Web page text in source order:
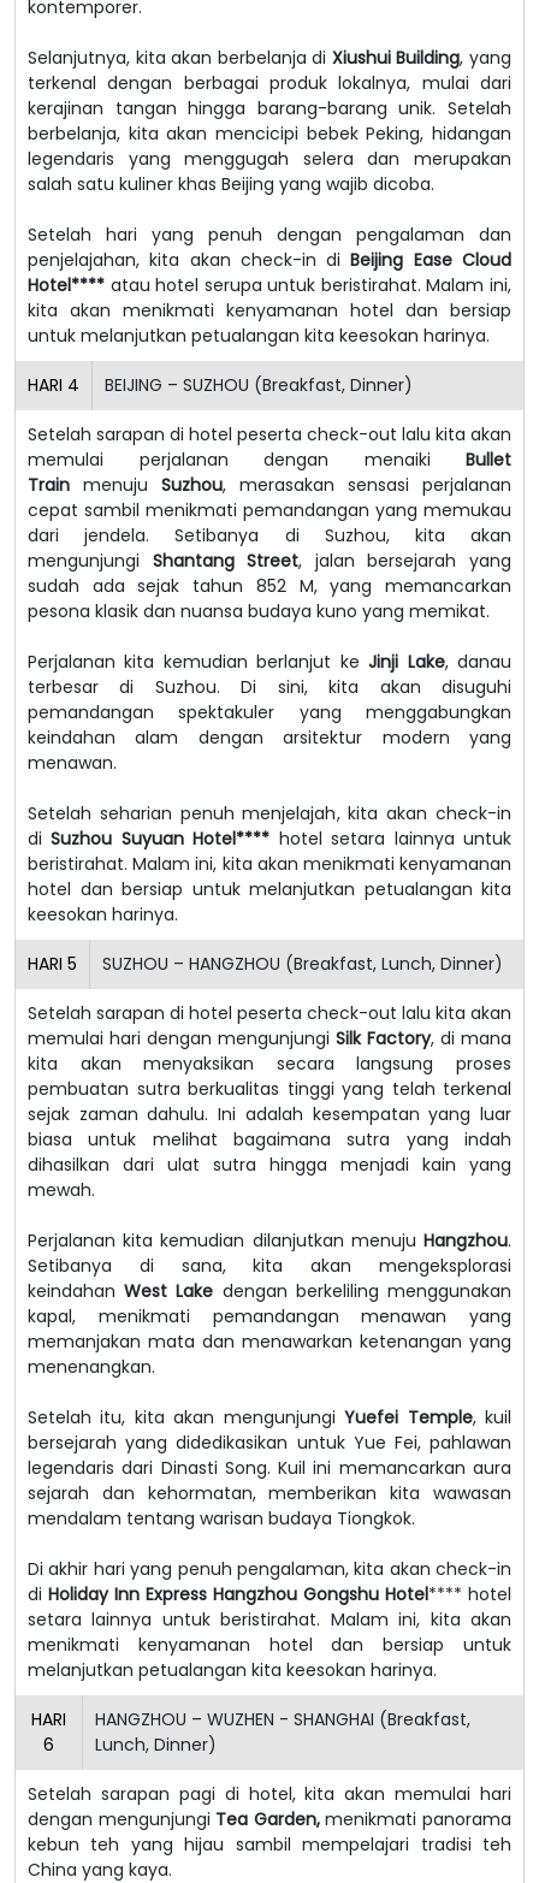
kontemporer.
Selanjutnya, kita akan berbelanja di Xiushui Building, yang
terkenal dengan berbagai produk lokalnya, mulai dari
kerajinan tangan hingga barang-barang unik. Setelah
berbelanja, kita akan mencicipi bebek Peking, hidangan
legendaris yang menggugah selera dan merupakan
salah satu kuliner khas Beijing yang wajib dicoba.
Setelah hari yang penuh dengan pengalaman dan
penjelajahan, kita akan check-in diBeijing Ease Cloud
Hotel**** atau hotel serupa untuk beristirahat. Malam ini,
kita akan menikmati kenyamanan hotel dan bersiap
untuk melanjutkan petualangan kita keesokan harinya.
HARI 4 BEIJING – SUZHOU (Breakfast, Dinner)
Setelah sarapan di hotel peserta check-out lalu kita akan
memulai perjalanan dengan menaiki Bullet
Train menuju Suzhou, merasakan sensasi perjalanan
cepat sambil menikmati pemandangan yang memukau
dari jendela. Setibanya di Suzhou, kita akan
mengunjungi Shantang Street, jalan bersejarah yang
sudah ada sejak tahun 852 M, yang memancarkan
pesona klasik dan nuansa budaya kuno yang memikat.
Perjalanan kita kemudian berlanjut keJinji Lake, danau
terbesar di Suzhou. Di sini, kita akan disuguhi
pemandangan spektakuler yang menggabungkan
keindahan alam dengan arsitektur modern yang
menawan.
Setelah seharian penuh menjelajah, kita akan check-in
diSuzhou Suyuan Hotel**** hotel setara lainnya untuk
beristirahat. Malam ini, kita akan menikmati kenyamanan
hotel dan bersiap untuk melanjutkan petualangan kita
keesokan harinya.
HARI 5 SUZHOU – HANGZHOU (Breakfast, Lunch, Dinner)
Setelah sarapan di hotel peserta check-out lalu kita akan
memulai hari dengan mengunjungi Silk Factory, di mana
kita akan menyaksikan secara langsung proses
pembuatan sutra berkualitas tinggi yang telah terkenal
sejak zaman dahulu. Ini adalah kesempatan yang luar
biasa untuk melihat bagaimana sutra yang indah
dihasilkan dari ulat sutra hingga menjadi kain yang
mewah.
Perjalanan kita kemudian dilanjutkan menuju Hangzhou.
Setibanya di sana, kita akan mengeksplorasi
keindahanWest Lake dengan berkeliling menggunakan
kapal, menikmati pemandangan menawan yang
memanjakan mata dan menawarkan ketenangan yang
menenangkan.
Setelah itu, kita akan mengunjungiYuefei Temple, kuil
bersejarah yang didedikasikan untuk Yue Fei, pahlawan
legendaris dari Dinasti Song. Kuil ini memancarkan aura
sejarah dan kehormatan, memberikan kita wawasan
mendalam tentang warisan budaya Tiongkok.
Di akhir hari yang penuh pengalaman, kita akan check-in
di Holiday Inn Express Hangzhou Gongshu Hotel**** hotel
setara lainnya untuk beristirahat. Malam ini, kita akan
menikmati kenyamanan hotel dan bersiap untuk
melanjutkan petualangan kita keesokan harinya.
HARI
6
HANGZHOU – WUZHEN - SHANGHAI (Breakfast,
Lunch, Dinner)
Setelah sarapan pagi di hotel, kita akan memulai hari
dengan mengunjungi Tea Garden,menikmati panorama
kebun teh yang hijau sambil mempelajari tradisi teh
China yang kaya.